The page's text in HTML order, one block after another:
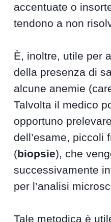
accentuate o
tendono a non
È, inoltre, utile per
della presenza di
alcune anemie
Talvolta il medico
opportuno
dell’esame, piccoli
(biopsie), che
successivamente
per l’analisi
Tale metodica è